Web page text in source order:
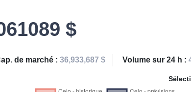
$
de marché : 36,933,687 $ Volume sur 24 h :